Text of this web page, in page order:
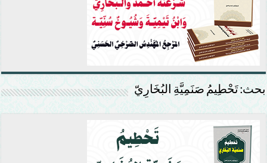
بحث: تَحْطِيمُ صَنَمِيَّةِ البُخَارِيّ